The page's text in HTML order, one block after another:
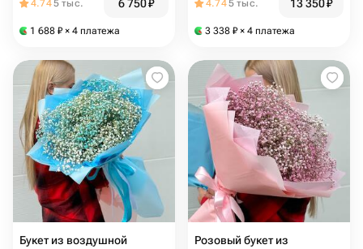
4.745 тыс. 6 750₽
1 688 ₽ × 4 платежа
4.745 тыс. 13 350₽
3 338 ₽ × 4 платежа
Букет из воздушной
Розовый букет из